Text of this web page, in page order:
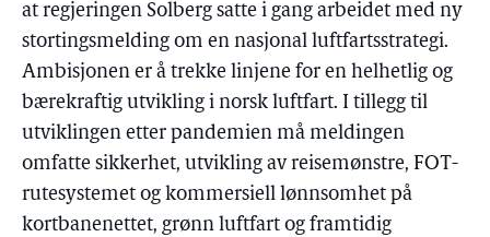
at regjeringen Solberg satte i gang arbeidet med ny
stortingsmelding om en nasjonal luftfartsstrategi.
Ambisjonen er å trekke linjene for en helhetlig og
bærekraftig utvikling i norsk luftfart. I tillegg til
utviklingen etter pandemien må meldingen
omfatte sikkerhet, utvikling av reisemønstre, FOT-
rutesystemet og kommersiell lønnsomhet på
kortbanenettet, grønn luftfart og framtidig